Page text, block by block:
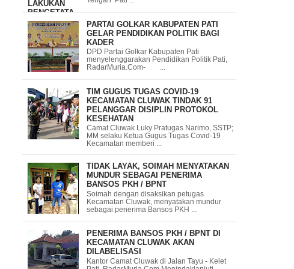
PARTAI GOLKAR KABUPATEN PATI
GELAR PENDIDIKAN POLITIK BAGI
KADER
DPD Partai Golkar Kabupaten Pati
menyelenggarakan Pendidikan Politik Pati,
RadarMuria.Com- ...
TIM GUGUS TUGAS COVID-19
KECAMATAN CLUWAK TINDAK 91
PELANGGAR DISIPLIN PROTOKOL
KESEHATAN
Camat Cluwak Luky Pratugas Narimo, SSTP;
MM selaku Ketua Gugus Tugas Covid-19
Kecamatan memberi ...
TIDAK LAYAK, SOIMAH MENYATAKAN
MUNDUR SEBAGAI PENERIMA
BANSOS PKH / BPNT
Soimah dengan disaksikan petugas
Kecamatan Cluwak, menyatakan mundur
sebagai penerima Bansos PKH ...
PENERIMA BANSOS PKH / BPNT DI
KECAMATAN CLUWAK AKAN
DILABELISASI
Kantor Camat Cluwak di Jalan Tayu - Kelet